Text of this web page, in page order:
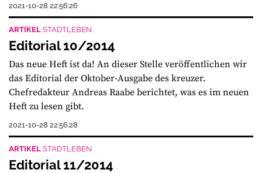
2021-10-28 22:56:26
ARTIKEL STADTLEBEN
Editorial 10/2014
Das neue Heft ist da! An dieser Stelle veröffentlichen wir
das Editorial der Oktober-Ausgabe des kreuzer.
Chefredakteur Andreas Raabe berichtet, was es im neuen
Heft zu lesen gibt.
2021-10-28 22:56:28
ARTIKEL STADTLEBEN
Editorial 11/2014